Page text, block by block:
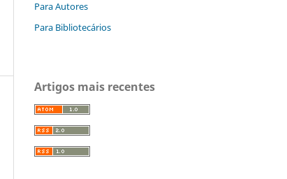
Para Autores
Para Bibliotecários
Artigos mais recentes